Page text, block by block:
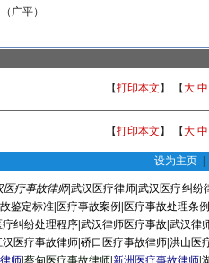
广平）
【打印本文 】 【大 中
【打印本文 】 【大 中
设为主页
医疗事故律师|武汉医疗律师 |武汉医疗纠纷
鉴定标准 医疗事故案例 医疗事故处理条例
疗纠纷处理程序 |武汉律师医疗事故 |武汉律
汉医疗事故律师 |硚口医疗事故律师 |洪山医
师 |蔡甸 医疗事故律师 |新洲医疗事故律师 |